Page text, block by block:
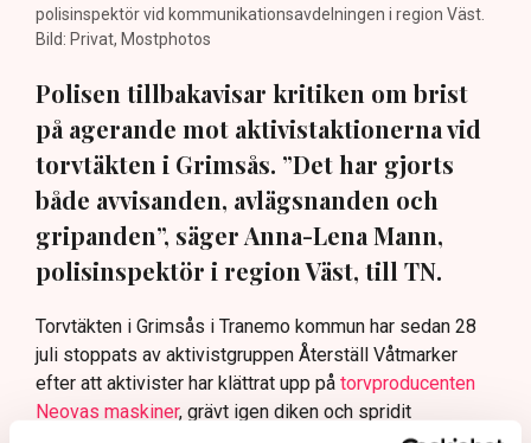
polisinspektör vid kommunikationsavdelningen i region Väst.
Bild: Privat, Mostphotos
Polisen tillbakavisar kritiken om brist
på agerande mot aktivistaktionerna vid
torvtäkten i Grimsås. ”Det har gjorts
både avvisanden, avlägsnanden och
gripanden”, säger Anna-Lena Mann,
polisinspektör i region Väst, till TN.
Torvtäkten i Grimsås i Tranemo kommun har sedan 28
juli stoppats av aktivistgruppen Återställ Våtmarker
efter att aktivister har klättrat upp på torvproducenten
Neovas maskiner, grävt igen diken och spridit